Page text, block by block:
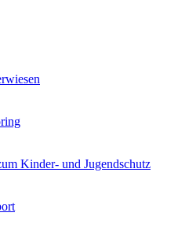
Kinder- und Jugendschutz